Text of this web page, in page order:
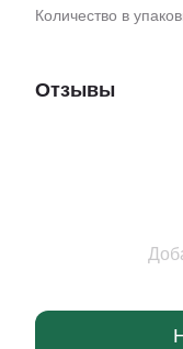
Количество в
Отзывы